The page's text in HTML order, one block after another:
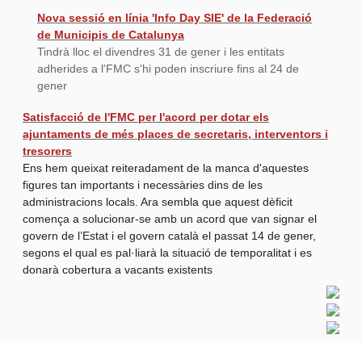
Nova sessió en línia 'Info Day SIE' de la Federació
de Municipis de Catalunya
Tindrà lloc el divendres 31 de gener i les entitats
adherides a l'FMC s'hi poden inscriure fins al 24 de
gener
Satisfacció de l'FMC per l'acord per dotar els
ajuntaments de més places de secretaris, interventors i
tresorers
Ens hem queixat reiteradament de la manca d'aquestes
figures tan importants i necessàries dins de les
administracions locals. Ara sembla que aquest dèficit
comença a solucionar-se amb un acord que van signar el
govern de l’Estat i el govern català el passat 14 de gener,
segons el qual es pal·liarà la situació de temporalitat i es
donarà cobertura a vacants existents